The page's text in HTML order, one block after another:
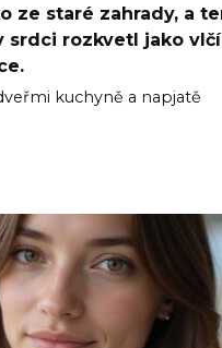
ze staré zahrady, a
srdci rozkvetl jako vlčí
kuchyně a napjatě